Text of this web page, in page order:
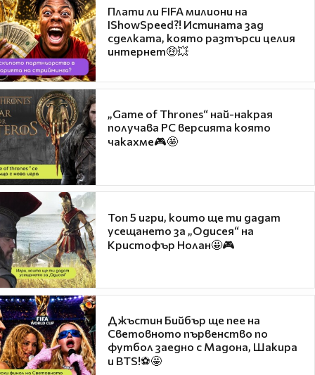
Плати ли FIFA милиони на
IShowSpeed?! Истината зад
сделката, която разтърси целия
интернет🤑💥
„Game of Thrones“ най-накрая
получава PC версията която
чакахме🎮🤩
Топ 5 игри, които ще ти дадат
усещането за „Одисея“ на
Кристофър Нолан🤩🎮
Джъстин Бийбър ще пее на
Световното първенство по
футбол заедно с Мадона, Шакира
и BTS!⚽🤩